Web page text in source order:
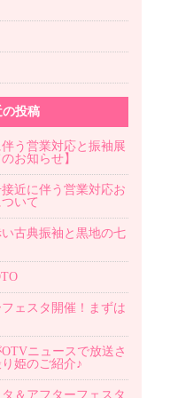
の投稿
伴う営業対応と振袖展
お知らせ】
接近に伴う営業対応お
いて
古典振袖と黒地の七
ェスタ開催！まずは
ニュースで放送さ
姫のご紹介♪
＆アフターフェスタ